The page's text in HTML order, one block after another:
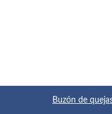
Buzón de